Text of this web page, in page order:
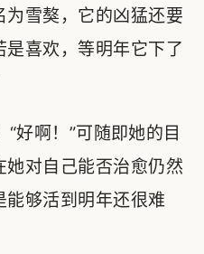
雪獒，它的凶猛还要
喜欢，等明年它下了
好啊！”可随即她的目
对自己能否治愈仍然
够活到明年还很难